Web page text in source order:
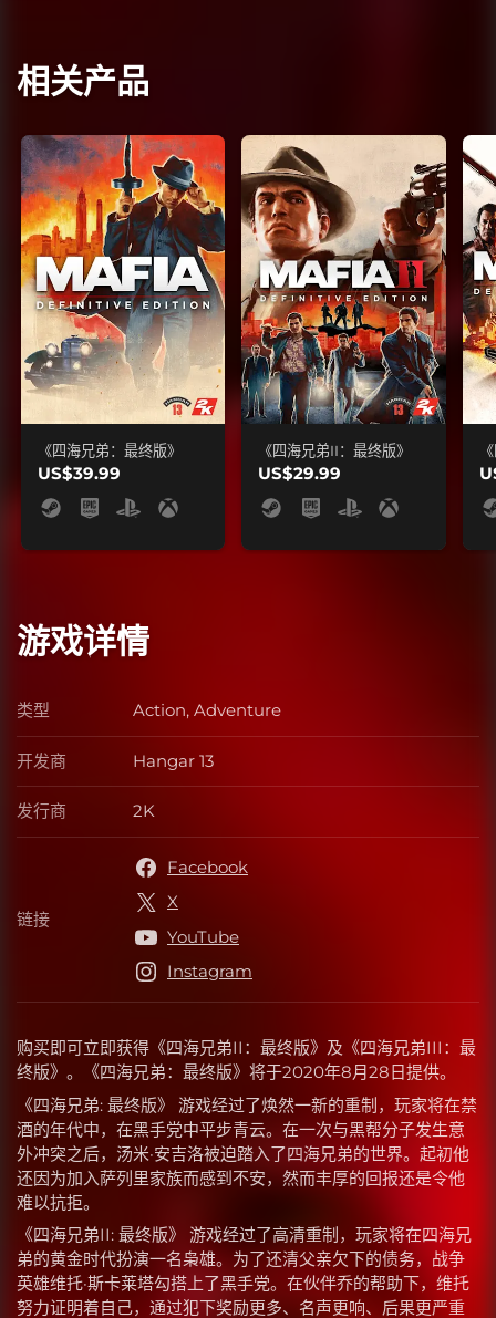
相关产品
《四海兄弟：最终版》
US$39.99
《四海兄弟II：最终版》
US$29.99
游戏详情
购买即可立即获得《四海兄弟II：最终版》及《四海兄弟III：最
终版》。《四海兄弟：最终版》将于2020年8月28日提供。
《四海兄弟: 最终版》 游戏经过了焕然一新的重制，玩家将在禁
酒的年代中，在黑手党中平步青云。在一次与黑帮分子发生意
外冲突之后，汤米·安吉洛被迫踏入了四海兄弟的世界。起初他
还因为加入萨列里家族而感到不安，然而丰厚的回报还是令他
难以抗拒。
《四海兄弟II: 最终版》 游戏经过了高清重制，玩家将在四海兄
弟的黄金时代扮演一名枭雄。为了还清父亲欠下的债务，战争
英雄维托·斯卡莱塔勾搭上了黑手党。在伙伴乔的帮助下，维托
努力证明着自己，通过犯下奖励更多、名声更响、后果更严重
类型 类型
Action, Adventure
开发商 开发商
Hangar 13
发行商 发行商
2K
链接 链接
Facebook
X
YouTube
Instagram